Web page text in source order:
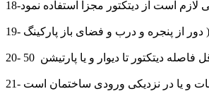
و یا در نزدیکی ورودی ساختمان است